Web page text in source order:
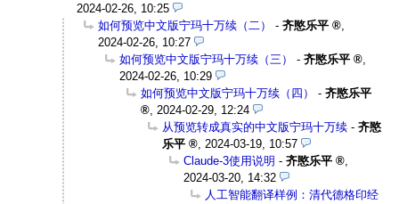
2024-02-26, 10:25
如何预览中文版宁玛十万续（二）
-齐愍乐平
2024-02-26, 10:27
如何预览中文版宁玛十万续（三）
-齐愍乐平
2024-02-26, 10:29
如何预览中文版宁玛十万续（四）
-齐愍乐平
2024-02-29, 12:24
从预览转成真实的中文版宁玛十万续 -齐愍
乐平
2024-03-19, 10:57
Claude-3使用说明 -齐愍乐平
2024-03-20, 14:32
人工智能翻译样例：清代德格印经